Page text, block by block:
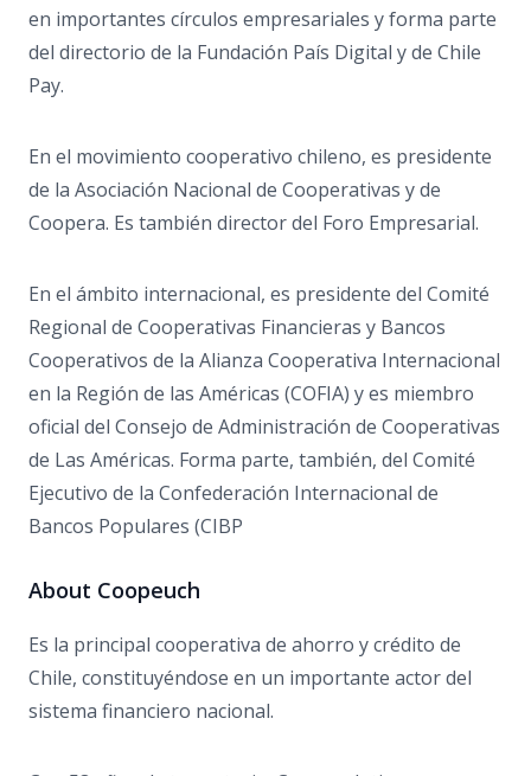
en importantes círculos empresariales y forma parte
del directorio de la Fundación País Digital y de Chile
Pay.
En el movimiento cooperativo chileno, es presidente
de la Asociación Nacional de Cooperativas y de
Coopera. Es también director del Foro Empresarial.
En el ámbito internacional, es presidente del Comité
Regional de Cooperativas Financieras y Bancos
Cooperativos de la Alianza Cooperativa Internacional
en la Región de las Américas (COFIA) y es miembro
oficial del Consejo de Administración de Cooperativas
de Las Américas. Forma parte, también, del Comité
Ejecutivo de la Confederación Internacional de
Bancos Populares (CIBP
About Coopeuch
Es la principal cooperativa de ahorro y crédito de
Chile, constituyéndose en un importante actor del
sistema financiero nacional.